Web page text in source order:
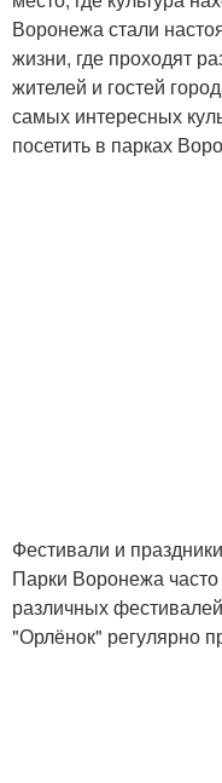
Воронежа стали
жизни, где проходят
жителей и гостей
самых интересных
посетить в парках
Фестивали и праздники
Парки Воронежа
различных
"Орлёнок" регулярно